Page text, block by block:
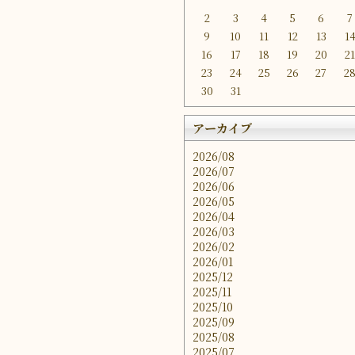
2
3 4 5 6 7
9
10 11 12 13 14
16
17 18 19 20 21
23
24 25 26 27 28
30
31
アーカイブ
2026/08
2026/07
2026/06
2026/05
2026/04
2026/03
2026/02
2026/01
2025/12
2025/11
2025/10
2025/09
2025/08